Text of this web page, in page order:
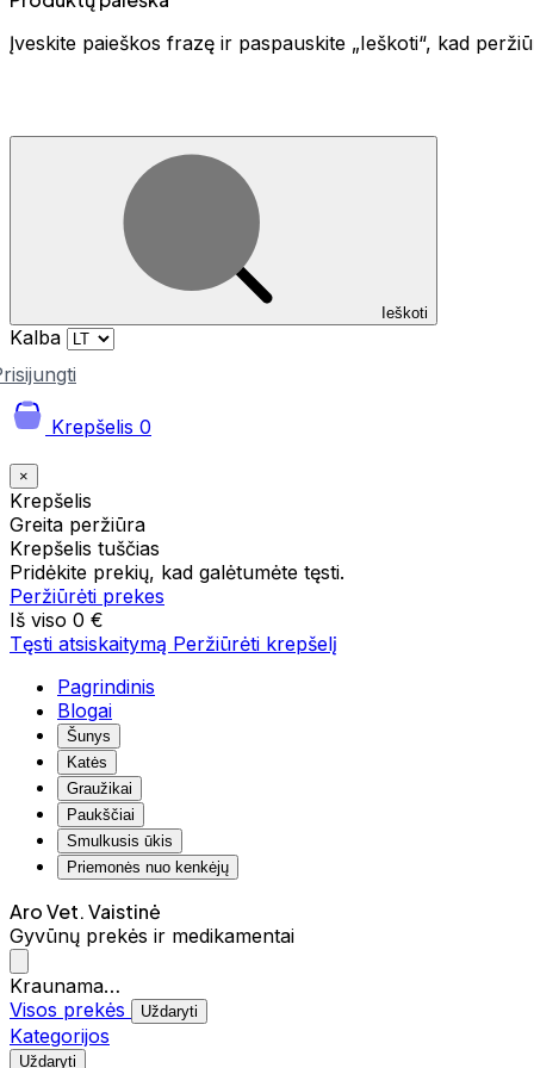
Įveskite paieškos frazę ir paspauskite „Ieškoti“, kad
Ieškoti
Kalba
Krepšelis 0
×
Krepšelis
Greita peržiūra
Krepšelis tuščias
Pridėkite prekių, kad galėtumėte tęsti.
Peržiūrėti prekes
Iš viso 0 €
Tęsti atsiskaitymą Peržiūrėti krepšelį
Pagrindinis
Blogai
Šunys
Katės
Graužikai
Paukščiai
Smulkusis ūkis
Priemonės nuo kenkėjų
Aro Vet. Vaistinė
Gyvūnų prekės ir medikamentai
Kraunama…
Visos prekės
Uždaryti
Kategorijos
Uždaryti